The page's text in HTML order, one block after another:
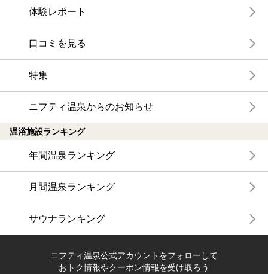
体験レポート
口コミを見る
特集
ニフティ温泉からのお知らせ
温浴施設ランキング
年間温泉ランキング
月間温泉ランキング
サウナランキング
ニフティ温泉公式アカウントをフォローして
おトク情報やクーポン情報を受け取ろう